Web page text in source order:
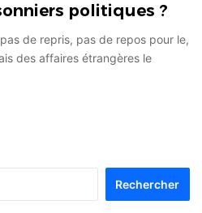
politiques ?
de repris, pas de repos pour le,
des affaires étrangères le